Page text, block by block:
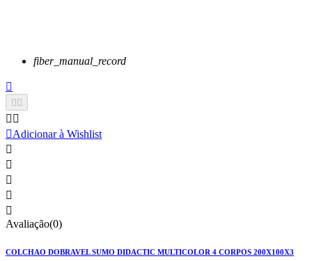
fiber_manual_record


 
Adicionar à Wishlist





Avaliação(0)
COLCHAO DOBRAVEL SUMO DIDACTIC MULTICOLOR 4 CORPOS 200X100X3